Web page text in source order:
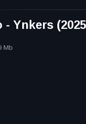
Ynkers
Mb